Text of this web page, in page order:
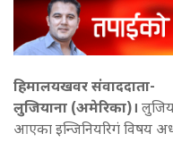
हिमालयखवर संवाददाता-
लुजियाना (अमेरिका)।
आएका इन्जिनियरिगं विषय